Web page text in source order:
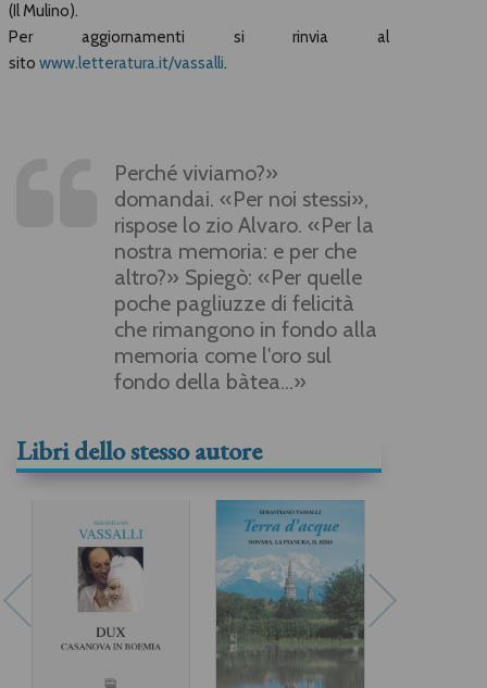
(Il Mulino).
Per aggiornamenti si rinvia al
sito www.letteratura.it/vassalli.
Perché viviamo?»
domandai. «Per noi stessi»,
rispose lo zio Alvaro. «Per la
nostra memoria: e per che
altro?» Spiegò: «Per quelle
poche pagliuzze di felicità
che rimangono in fondo alla
memoria come l'oro sul
fondo della bàtea...»
Libri dello stesso autore